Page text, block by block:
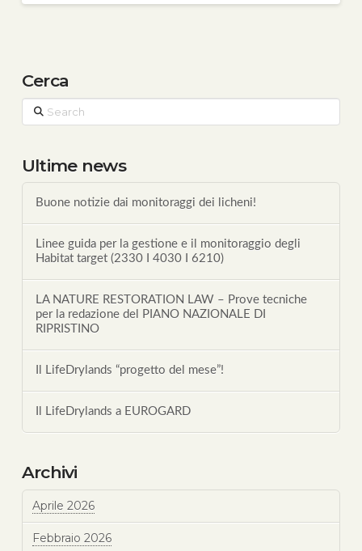
Cerca
Search
Ultime news
Buone notizie dai monitoraggi dei licheni!
Linee guida per la gestione e il monitoraggio degli
Habitat target (2330 I 4030 I 6210)
LA NATURE RESTORATION LAW – Prove tecniche
per la redazione del PIANO NAZIONALE DI
RIPRISTINO
Il LifeDrylands “progetto del mese”!
Il LifeDrylands a EUROGARD
Archivi
Aprile 2026
Febbraio 2026